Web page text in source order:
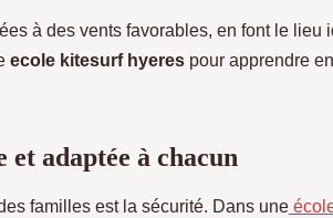
à des vents favorables, en font le lieu
ecole kitesurf hyeres pour apprendre
et adaptée à chacun
familles est la sécurité. Dans une